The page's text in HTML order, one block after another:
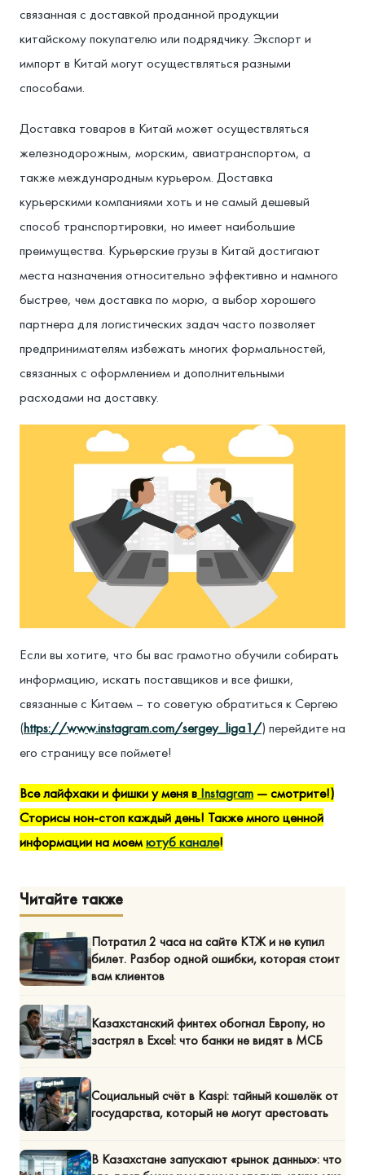
связанная с доставкой проданной продукции
китайскому покупателю или подрядчику. Экспорт и
импорт в Китай могут осуществляться разными
способами.
Доставка товаров в Китай может осуществляться
железнодорожным, морским, авиатранспортом, а
также международным курьером. Доставка
курьерскими компаниями хоть и не самый дешевый
способ транспортировки, но имеет наибольшие
преимущества. Курьерские грузы в Китай достигают
места назначения относительно эффективно и намного
быстрее, чем доставка по морю, а выбор хорошего
партнера для логистических задач часто позволяет
предпринимателям избежать многих формальностей,
связанных с оформлением и дополнительными
расходами на доставку.
Если вы хотите, что бы вас грамотно обучили собирать
информацию, искать поставщиков и все фишки,
связанные с Китаем – то советую обратиться к Сергею
(https://www.instagram.com/sergey_liga1/) перейдите на
его страницу все поймете!
Все лайфхаки и фишки у меня в Instagram — смотрите!)
Сторисы нон-стоп каждый день! Также много ценной
информации на моемютуб канале!
Читайте также
Потратил 2 часа на сайте КТЖ и не купил
билет. Разбор одной ошибки, которая стоит
вам клиентов
Казахстанский финтех обогнал Европу, но
застрял в Excel: что банки не видят в МСБ
Социальный счёт в Kaspi: тайный кошелёк от
государства, который не могут арестовать
В Казахстане запускают «рынок данных»: что